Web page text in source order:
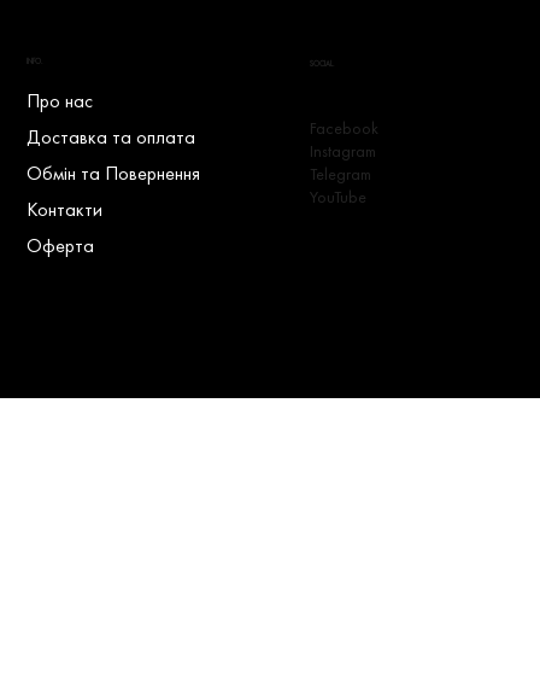
INFO.
Про нас
Доставка та оплата
Обмін та Повернення
Контакти
Оферта
SOCIAL.
Facebook
Instagram
Telegram
YouTube